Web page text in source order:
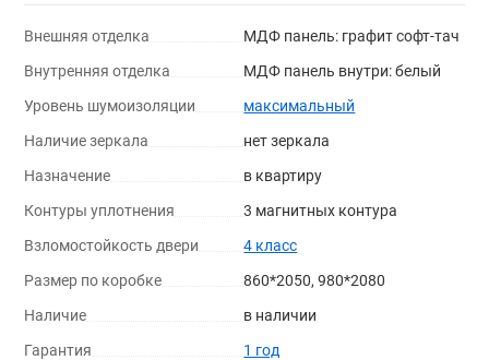
Внешняя отделка
МДФ панель: графит софт-тач
Внутренняя отделка
МДФ панель внутри: белый
Уровень шумоизоляции
максимальный
Наличие зеркала
нет зеркала
Назначение
в квартиру
Контуры уплотнения
3 магнитных контура
Взломостойкость двери
4 класс
Размер по коробке
860*2050, 980*2080
Наличие
в наличии
Гарантия
1 год